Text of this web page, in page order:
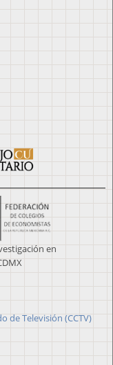
en
de Televisión (CCTV)